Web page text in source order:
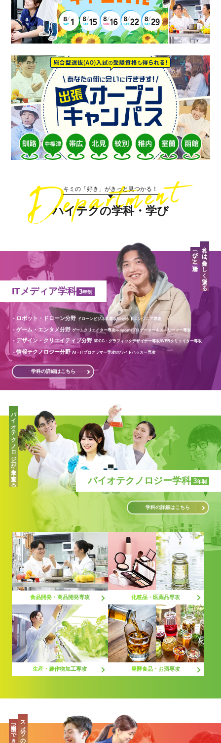
キミの「好き」がきっと見つかる！
ハイテクの学科・学び
ITメディア学科 3年制
ロボット・ドローン分野 ドローンビジネス専攻/ロボットエンジニア専攻
ゲーム・エンタメ分野ゲームクリエイター専攻/e-sportsプロゲーマー＆ストリーマー専攻
デザイン・クリエイティブ分野3DCG・グラフィックデザイナー専攻/WEBクリエイター専攻
情報テクノロジー分野AI・ITプログラマー専攻/ホワイトハッカー専攻
学科の詳細はこちら
答えは「自分らしく」選べる
「学び」と「場所」
バイオテクノロジー学科 3年制
学科の詳細はこちら
バイオテクノロジーが未来を創造する
食品開発・商品開発専攻 化粧品・医薬品専攻
生産・農作物加工専攻 発酵食品・お酒専攻
スポーツの最先端、